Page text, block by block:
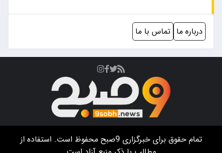
درباره ما تماس با ما
تمام حقوق برای خبرگزاری9صبح
محفوظ است. استفاده از